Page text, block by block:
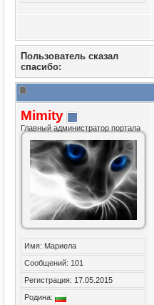
Пользователь сказал
cпасибо:
Mimity
Главный администратор портала
Имя: Мариела
Сообщений: 101
Регистрация: 17.05.2015
Родина: